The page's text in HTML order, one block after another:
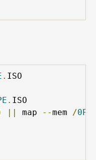
. ISO
. ISO
|| map --mem /0PE